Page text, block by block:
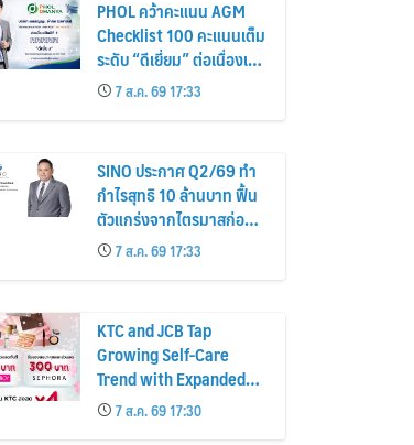
PHOL คว้าคะแนน AGM
Checklist 100 คะแนนเต็ม
ระดับ “ดีเยี่ยม” ต่อเนื่องเป็น
ปีที่ 7 ตอกย้ำการดำเนิน
ธุรกิจตามหลักธรรมาภิบาล
โปร่งใส สร้างความเชื่อมั่นผู้
7 ส.ค. 69 17:33
SINO ประกาศ Q2/69 ทำ
กำไรสุทธิ 10 ล้านบาท ฟื้น
ตัวแกร่งจากไตรมาสก่อน
เตรียมจ่ายปันผลระหว่าง
กาล 0.014423 บาทต่อหุ้น
ครึ่งปีหลังมุ่งเติบโตต่อเนื่อง
7 ส.ค. 69 17:33
KTC and JCB Tap
Growing Self-Care
Trend with Expanded
Beauty Privileges
Number of KTC JCB
7 ส.ค. 69 17:30